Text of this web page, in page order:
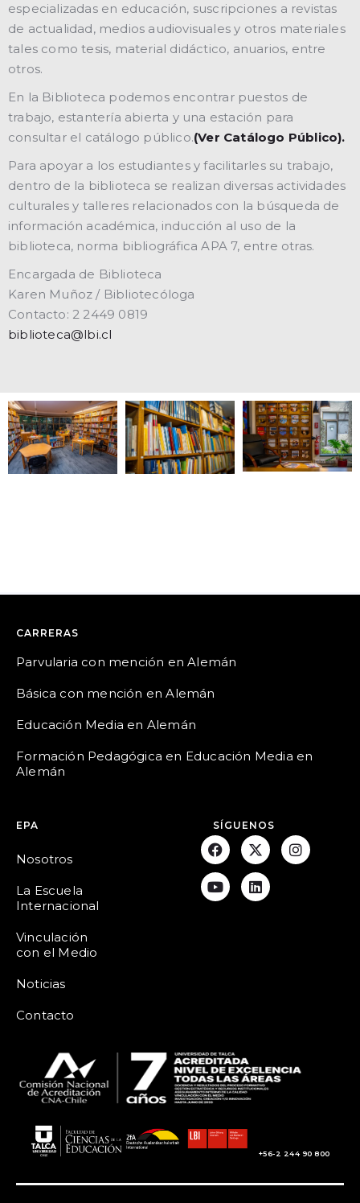
especializadas en educación, suscripciones a revistas
de actualidad, medios audiovisuales y otros materiales
tales como tesis, material didáctico, anuarios, entre
otros.
En la Biblioteca podemos encontrar puestos de
trabajo, estantería abierta y una estación para
consultar el catálogo público.(Ver Catálogo Público).
Para apoyar a los estudiantes y facilitarles su trabajo,
dentro de la biblioteca se realizan diversas actividades
culturales y talleres relacionados con la búsqueda de
información académica, inducción al uso de la
biblioteca, norma bibliográfica APA 7, entre otras.
Encargada de Biblioteca
Karen Muñoz / Bibliotecóloga
Contacto: 2 2449 0819
biblioteca@lbi.cl
CARRERAS
Parvularia con mención en Alemán
Básica con mención en Alemán
Educación Media en Alemán
Formación Pedagógica en Educación Media en
Alemán
EPA
Nosotros
La Escuela
Internacional
Vinculación
con el Medio
Noticias
Contacto
SÍGUENOS
+56-2 244 90 800